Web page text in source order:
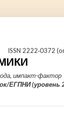
ISSN 2222‑0372
импакт-фактор
ЕГПНИ (уровень